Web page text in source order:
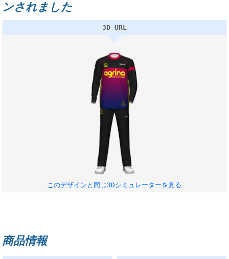
ンされました
3D URL
このデザインと同じ3Dシミュレーターを見る
商品情報